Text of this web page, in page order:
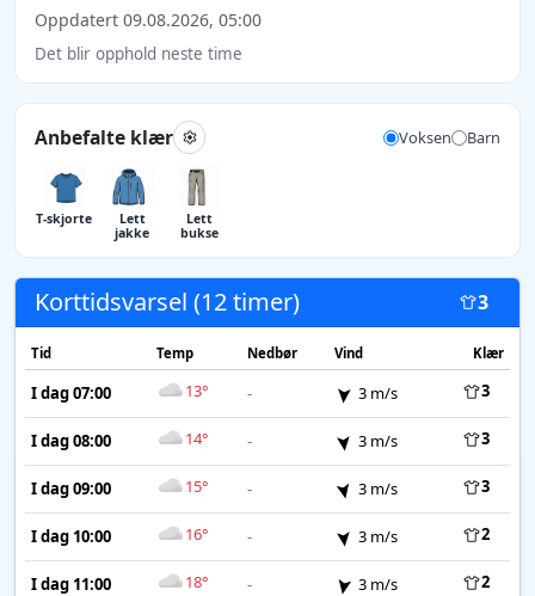
Oppdatert 09.08.2026, 05:00
Det blir opphold neste time
Anbefalte klær Voksen Barn
T-skjorte
Lett
jakke
Lett
bukse
Korttidsvarsel (12 timer) 3
Tid Temp Nedbør Vind Klær
I dag 07:00 13° - 3 m/s 3
I dag 08:00 14° - 3 m/s 3
I dag 09:00 15° - 3 m/s 3
I dag 10:00 16° - 3 m/s 2
I dag 11:00 18° - 3 m/s 2